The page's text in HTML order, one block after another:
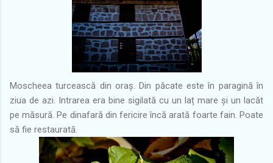
Moscheea turcească din oraș. Din păcate este în paragină în
ziua de azi. Intrarea era bine sigilată cu un laț mare și un lacăt
pe măsură. Pe dinafară din fericire încă arată foarte fain. Poate
să fie restaurată.